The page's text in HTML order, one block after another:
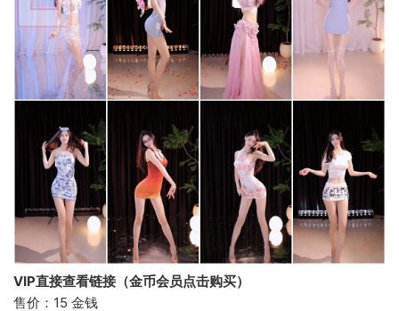
VIP直接查看链接（金币会员点击购买）
售价：15 金钱